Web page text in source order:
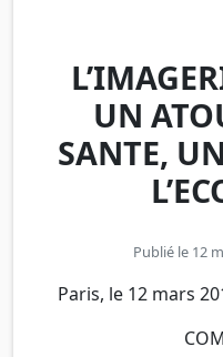
UN
SANTE,
Publié le 12
Paris, le 12 mars